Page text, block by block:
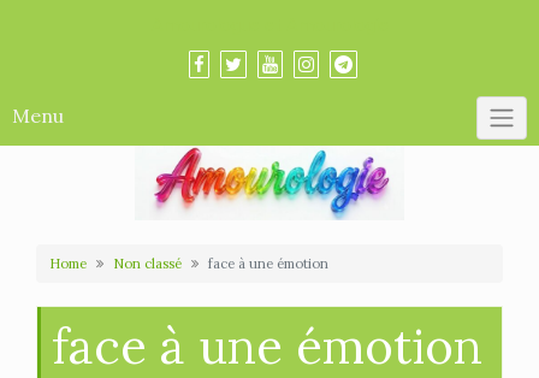
Menu
Home Non classé face à une émotion
face à une émotion